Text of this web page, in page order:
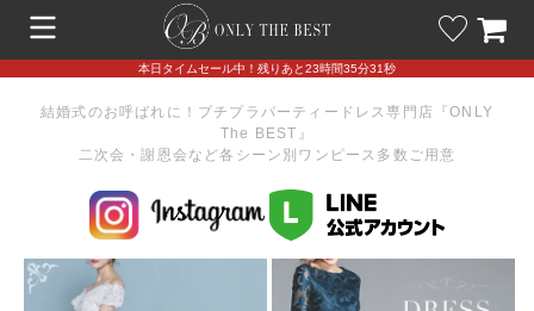
本日タイムセール中！残りあと23時間35分31秒
結婚式のお呼ばれに！プチプラパーティードレス専門店『ONLY
The BEST』
二次会・謝恩会など各シーン別ワンピース多数ご用意